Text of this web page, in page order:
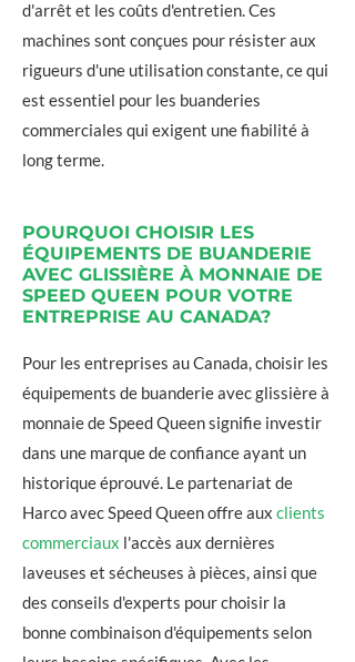
d'arrêt et les coûts d'entretien. Ces
machines sont conçues pour résister aux
rigueurs d'une utilisation constante, ce qui
est essentiel pour les buanderies
commerciales qui exigent une fiabilité à
long terme.
POURQUOI CHOISIR LES
ÉQUIPEMENTS DE BUANDERIE
AVEC GLISSIÈRE À MONNAIE DE
SPEED QUEEN POUR VOTRE
ENTREPRISE AU CANADA?
Pour les entreprises au Canada, choisir les
équipements de buanderie avec glissière à
monnaie de Speed Queen signifie investir
dans une marque de confiance ayant un
historique éprouvé. Le partenariat de
Harco avec Speed Queen offre aux clients
commerciaux l'accès aux dernières
laveuses et sécheuses à pièces, ainsi que
des conseils d'experts pour choisir la
bonne combinaison d'équipements selon